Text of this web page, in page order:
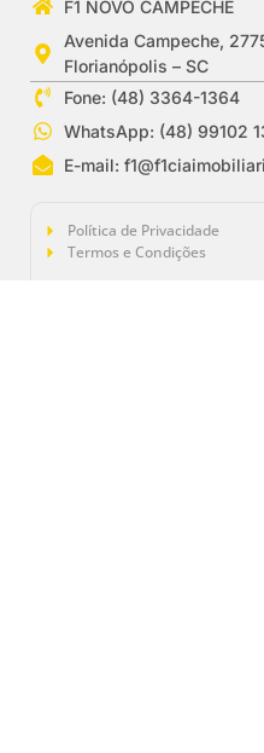
F1 NOVO CAMPECHE
Avenida Campeche,
Florianópolis – SC
Fone: (48) 3364-1364
WhatsApp: (48) 99102
E-mail:
Política de Privacidade
Termos e Condições